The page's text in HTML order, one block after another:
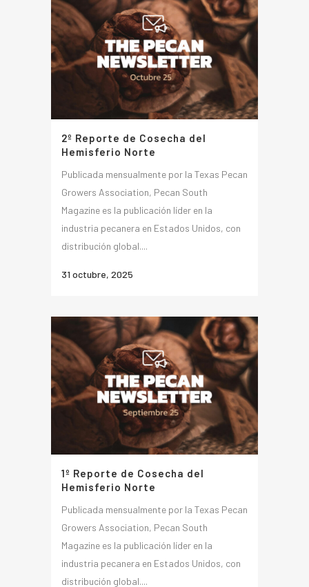
2º Reporte de Cosecha del
Hemisferio Norte
Publicada mensualmente por la Texas Pecan
Growers Association, Pecan South
Magazine es la publicación líder en la
industria pecanera en Estados Unidos, con
distribución global....
31 octubre, 2025
1º Reporte de Cosecha del
Hemisferio Norte
Publicada mensualmente por la Texas Pecan
Growers Association, Pecan South
Magazine es la publicación líder en la
industria pecanera en Estados Unidos, con
distribución global....